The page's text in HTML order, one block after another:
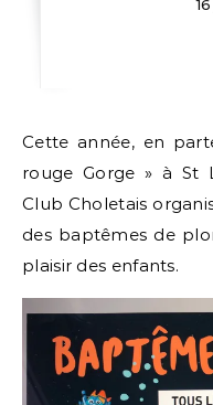
Cette année, en partenariat avec le camping « Le
rouge Gorge » à St
Club Choletais
des baptêmes de
plaisir des enfants.